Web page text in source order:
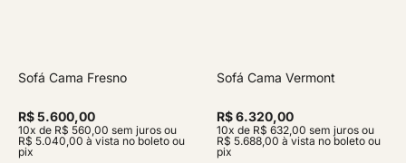
Sofá Cama Fresno
R$ 5.600,00
10x de R$ 560,00 sem juros ou
R$ 5.040,00 à vista no boleto ou
pix
Sofá Cama Vermont
R$ 6.320,00
10x de R$ 632,00 sem juros ou
R$ 5.688,00 à vista no boleto ou
pix